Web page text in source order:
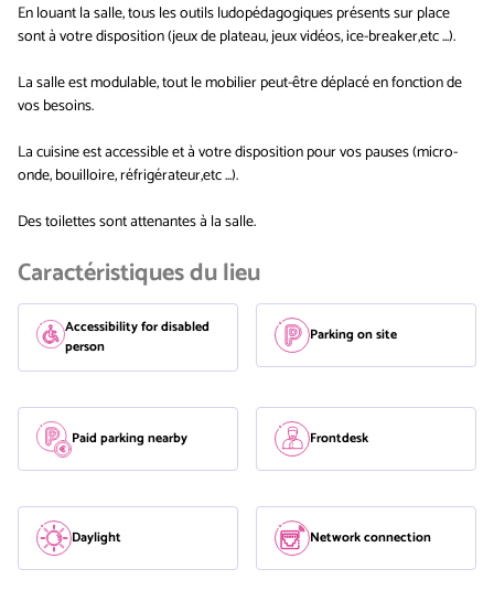
En louant la salle, tous les outils ludopédagogiques présents sur place
sont à votre disposition (jeux de plateau, jeux vidéos, ice-breaker,etc ...).
La salle est modulable, tout le mobilier peut-être déplacé en fonction de
vos besoins.
La cuisine est accessible et à votre disposition pour vos pauses (micro-
onde, bouilloire, réfrigérateur,etc ...).
Des toilettes sont attenantes à la salle.
Caractéristiques du lieu
Accessibility for disabled
person
Parking on site
Paid parking nearby Frontdesk
Daylight Network connection